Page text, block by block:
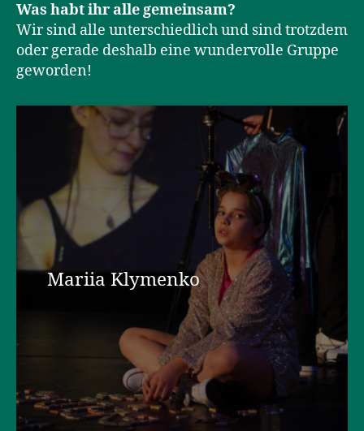
Was habt ihr alle gemeinsam?
Wir sind alle unterschiedlich und sind trotzdem
oder gerade deshalb eine wundervolle Gruppe
geworden!
Mariia Klymenko